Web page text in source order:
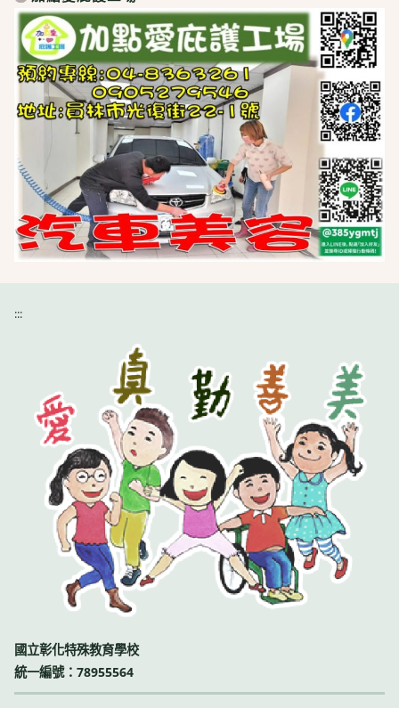
:::
國立彰化特殊教育學校
統一編號：78955564